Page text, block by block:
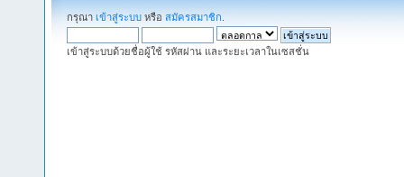
กรุณา เข้าสู่ระบบ หรือ สมัครสมาชิก
เข้าสู่ระบบด้วยชื่อผู้ใช้ รหัสผ่าน และระยะเวลาในเซสชั่น